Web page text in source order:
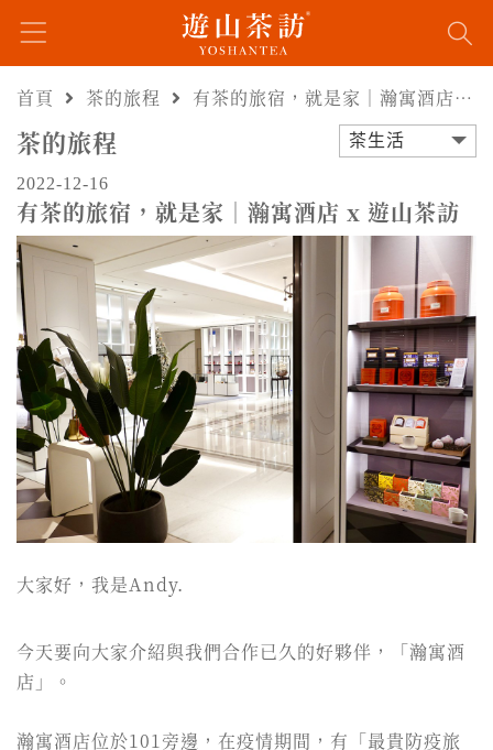
首頁 茶的旅程 有茶的旅宿，就是家｜瀚寓酒店 x 遊山茶訪
茶的旅程 茶生活
2022-12-16
有茶的旅宿，就是家｜瀚寓酒店 x 遊山茶訪
大家好，我是Andy.
今天要向大家介紹與我們合作已久的好夥伴，「瀚寓酒
店」。
瀚寓酒店位於101旁邊，在疫情期間，有「最貴防疫旅